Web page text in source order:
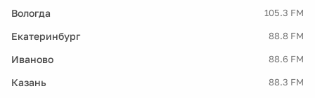
Вологда 105.3 FM
Екатеринбург 88.8 FM
Иваново 88.6 FM
Казань 88.3 FM